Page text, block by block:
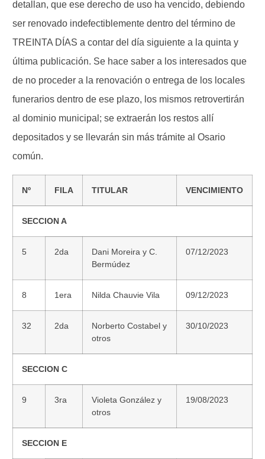
detallan, que ese derecho de uso ha vencido, debiendo
ser renovado indefectiblemente dentro del término de
TREINTA DÍAS a contar del día siguiente a la quinta y
última publicación. Se hace saber a los interesados que
de no proceder a la renovación o entrega de los locales
funerarios dentro de ese plazo, los mismos retrovertirán
al dominio municipal; se extraerán los restos allí
depositados y se llevarán sin más trámite al Osario
común.
Nº FILA TITULAR VENCIMIENTO
SECCION A
5 2da
Dani Moreira y C.
Bermúdez
07/12/2023
8 1era Nilda Chauvie Vila 09/12/2023
32 2da
Norberto Costabel y
otros
30/10/2023
SECCION C
9 3ra
Violeta González y
otros
19/08/2023
SECCION E